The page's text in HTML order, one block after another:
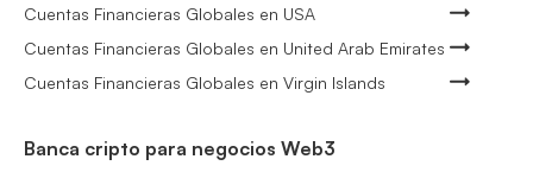
Cuentas Financieras Globales en USA
Cuentas Financieras Globales en United Arab Emirates
Cuentas Financieras Globales en Virgin Islands
Banca cripto para negocios Web3